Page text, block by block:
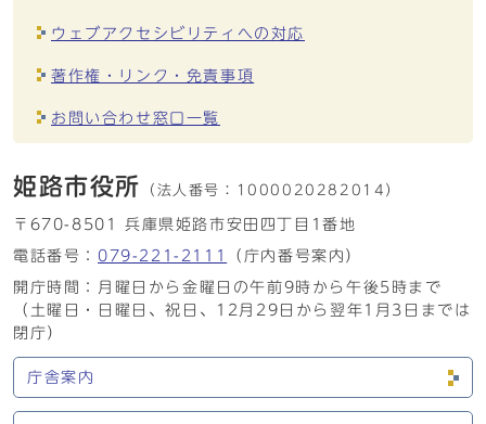
ウェブアクセシビリティへの対応
著作権・リンク・免責事項
お問い合わせ窓口一覧
姫路市役所 （法人番号： 1000020282014）
〒670-8501 兵庫県姫路市安田四丁目1番地
電話番号： 079-221-2111
（庁内番号案内）
開庁時間：月曜日から金曜日の午前9時から午後5時まで
（土曜日・日曜日、祝日、12月29日から翌年1月3日までは
閉庁）
庁舎案内